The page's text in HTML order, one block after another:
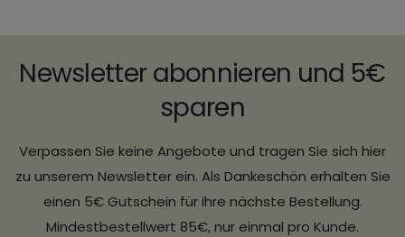
Newsletter abonnieren und 5€
sparen
Verpassen Sie keine Angebote und tragen Sie sich hier
zu unserem Newsletter ein. Als Dankeschön erhalten Sie
einen 5€ Gutschein für ihre nächste Bestellung.
Mindestbestellwert 85€, nur einmal pro Kunde.